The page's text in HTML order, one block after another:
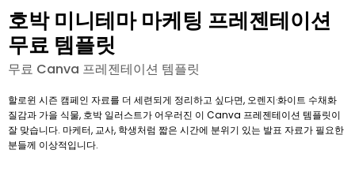
호박 미니테마 마케팅 프레젠테이션
무료 템플릿
무료 Canva 프레젠테이션 템플릿
할로윈 시즌 캠페인 자료를 더 세련되게 정리하고 싶다면, 오렌지·화이트 수채화
질감과 가을 식물, 호박 일러스트가 어우러진 이 Canva 프레젠테이션 템플릿이
잘 맞습니다. 마케터, 교사, 학생처럼 짧은 시간에 분위기 있는 발표 자료가 필요한
분들께 이상적입니다.